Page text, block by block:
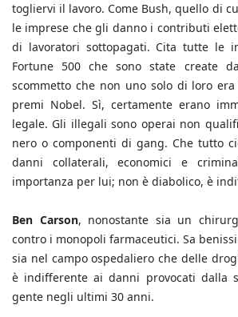
togliervi il lavoro. Come Bush, quello di
le imprese che gli danno i contributi
di lavoratori sottopagati. Cita tutte le
Fortune 500 che sono state create
scommetto che non uno solo di loro
premi Nobel. Sì, certamente erano
legale. Gli illegali sono operai non
nero o componenti di gang. Che tutto
danni collaterali, economici e
importanza per lui; non è diabolico, è
Ben Carson, nonostante sia un
contro i monopoli farmaceutici. Sa
sia nel campo ospedaliero che delle
è indifferente ai danni provocati dalla
gente negli ultimi 30 anni.